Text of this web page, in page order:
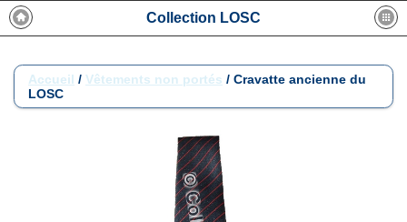
Collection LOSC
Accueil / Vêtements non portés / Cravatte ancienne du
LOSC